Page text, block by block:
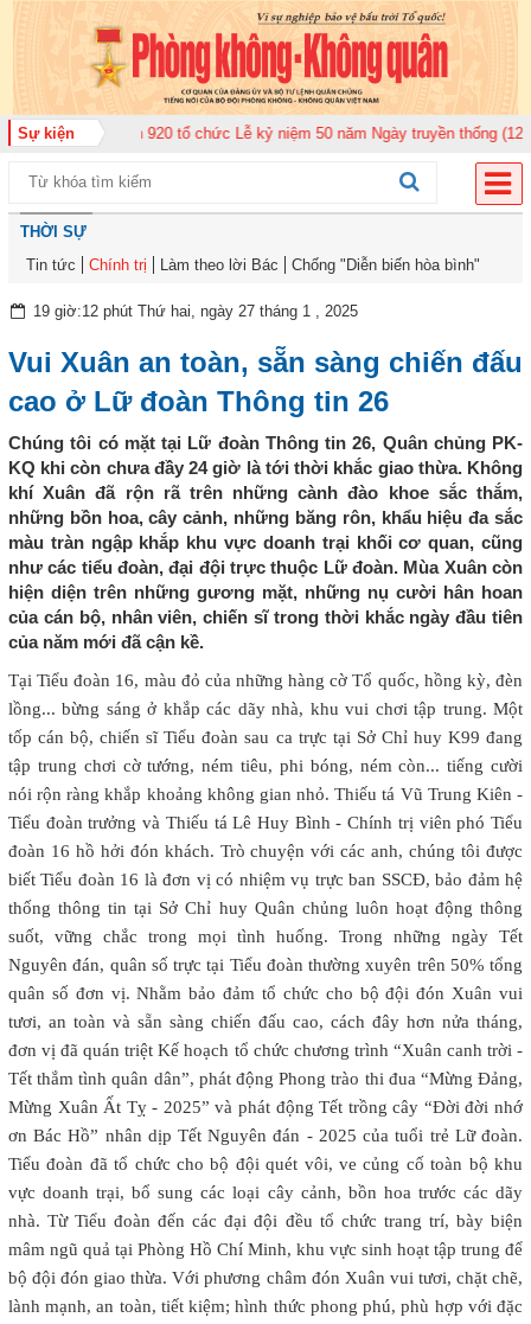
Sự kiện
Không quân 920 tổ chức Lễ kỷ niệm 50 năm Ngày truyền thống (12-11-
THỜI SỰ
Tin tức
Chính trị Làm theo lời Bác Chống "Diễn biến hòa bình"
19 giờ:12 phút Thứ hai, ngày 27 tháng 1 , 2025
Vui Xuân an toàn, sẵn sàng chiến đấu
cao ở Lữ đoàn Thông tin 26
Chúng tôi có mặt tại Lữ đoàn Thông tin 26, Quân chủng PK-
KQ khi còn chưa đầy 24 giờ là tới thời khắc giao thừa. Không
khí Xuân đã rộn rã trên những cành đào khoe sắc thắm,
những bồn hoa, cây cảnh, những băng rôn, khẩu hiệu đa sắc
màu tràn ngập khắp khu vực doanh trại khối cơ quan, cũng
như các tiểu đoàn, đại đội trực thuộc Lữ đoàn. Mùa Xuân còn
hiện diện trên những gương mặt, những nụ cười hân hoan
của cán bộ, nhân viên, chiến sĩ trong thời khắc ngày đầu tiên
của năm mới đã cận kề.
Tại Tiểu đoàn 16, màu đỏ của những hàng cờ Tổ quốc, hồng kỳ, đèn
lồng... bừng sáng ở khắp các dãy nhà, khu vui chơi tập trung. Một
tốp cán bộ, chiến sĩ Tiểu đoàn sau ca trực tại Sở Chỉ huy K99 đang
tập trung chơi cờ tướng, ném tiêu, phi bóng, ném còn... tiếng cười
nói rộn ràng khắp khoảng không gian nhỏ. Thiếu tá Vũ Trung Kiên -
Tiểu đoàn trưởng và Thiếu tá Lê Huy Bình - Chính trị viên phó Tiểu
đoàn 16 hồ hởi đón khách. Trò chuyện với các anh, chúng tôi được
biết Tiểu đoàn 16 là đơn vị có nhiệm vụ trực ban SSCĐ, bảo đảm hệ
thống thông tin tại Sở Chỉ huy Quân chủng luôn hoạt động thông
suốt, vững chắc trong mọi tình huống. Trong những ngày Tết
Nguyên đán, quân số trực tại Tiểu đoàn thường xuyên trên 50% tổng
quân số đơn vị. Nhằm bảo đảm tổ chức cho bộ đội đón Xuân vui
tươi, an toàn và sẵn sàng chiến đấu cao, cách đây hơn nửa tháng,
đơn vị đã quán triệt Kế hoạch tổ chức chương trình “Xuân canh trời -
Tết thắm tình quân dân”, phát động Phong trào thi đua “Mừng Đảng,
Mừng Xuân Ất Tỵ - 2025” và phát động Tết trồng cây “Đời đời nhớ
ơn Bác Hồ” nhân dịp Tết Nguyên đán - 2025 của tuổi trẻ Lữ đoàn.
Tiểu đoàn đã tổ chức cho bộ đội quét vôi, ve củng cố toàn bộ khu
vực doanh trại, bổ sung các loại cây cảnh, bồn hoa trước các dãy
nhà. Từ Tiểu đoàn đến các đại đội đều tổ chức trang trí, bày biện
mâm ngũ quả tại Phòng Hồ Chí Minh, khu vực sinh hoạt tập trung để
bộ đội đón giao thừa. Với phương châm đón Xuân vui tươi, chặt chẽ,
lành mạnh, an toàn, tiết kiệm; hình thức phong phú, phù hợp với đặc